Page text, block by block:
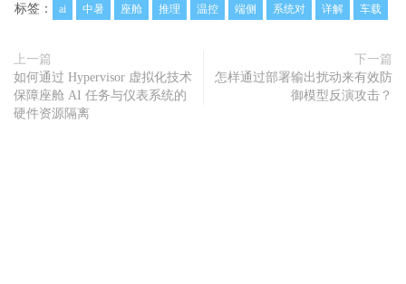
标签： ai 中暑 座舱 推理 温控 端侧 系统对 详解 车载
上一篇
如何通过 Hypervisor 虚拟化技术
保障座舱 AI 任务与仪表系统的
硬件资源隔离
下一篇
怎样通过部署输出扰动来有效防
御模型反演攻击？